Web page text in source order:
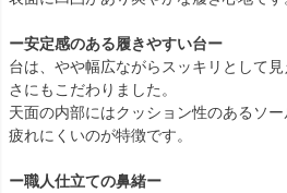
ー安定感のある履きやすい台ー
台は、やや幅広ながらスッキリとして
さにもこだわりました。
天面の内部にはクッション性のあるソ
疲れにくいのが特徴です。
ー職人仕立ての鼻緒ー